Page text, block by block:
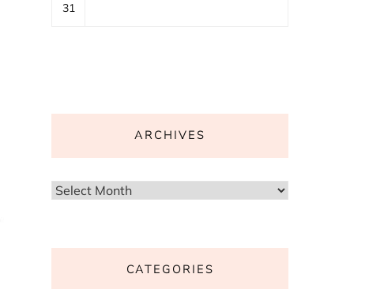
31
ARCHIVES
Archives
CATEGORIES